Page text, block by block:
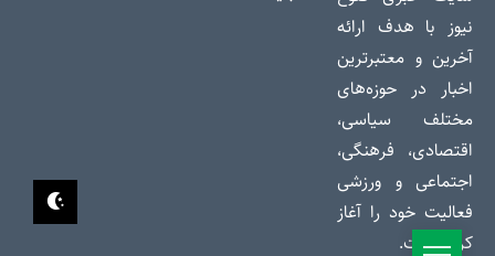
نیوز با هدف ارائه
آخرین و معتبرترین
اخبار در حوزه‌های
مختلف سیاسی،
اقتصادی، فرهنگی،
اجتماعی و ورزشی
فعالیت خود را آغاز
کرده است.